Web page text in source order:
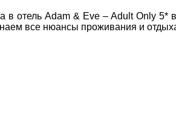
Пн. - Пт. 9:00 -
Сб 10:00 - 15:00
в отель Adam & Eve – Adult Only 5*
все нюансы проживания и